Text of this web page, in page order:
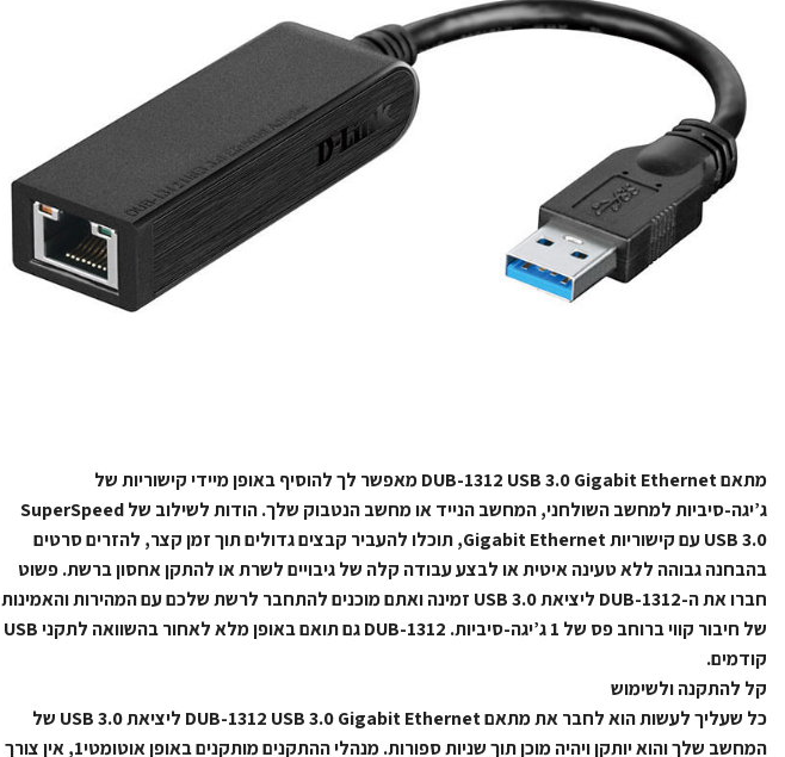
מתאם DUB-1312 USB 3.0 Gigabit Ethernet מאפשר לך להוסיף באופן מיידי קישוריות של
ג’יגה-סיביות למחשב השולחני, המחשב הנייד או מחשב הנטבוק שלך. הודות לשילוב של SuperSpeed
USB 3.0 עם קישוריות Gigabit Ethernet, תוכלו להעביר קבצים גדולים תוך זמן קצר, להזרים סרטים
בהבחנה גבוהה ללא טעינה איטית או לבצע עבודה קלה של גיבויים לשרת או להתקן אחסון ברשת. פשוט
חברו את ה-DUB-1312 ליציאת USB 3.0 זמינה ואתם מוכנים להתחבר לרשת שלכם עם המהירות והאמינות
של חיבור קווי ברוחב פס של 1 ג’יגה-סיביות. DUB-1312 גם תואם באופן מלא לאחור בהשוואה לתקני USB
קודמים.
קל להתקנה ולשימוש
כל שעליך לעשות הוא לחבר את מתאם DUB-1312 USB 3.0 Gigabit Ethernet ליציאת USB 3.0 של
המחשב שלך והוא יותקן ויהיה מוכן תוך שניות ספורות. מנהלי ההתקנים מותקנים באופן אוטומטי1, אין צורך